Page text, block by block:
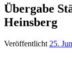
Übergabe
Heinsberg
Veröffentlicht 25.